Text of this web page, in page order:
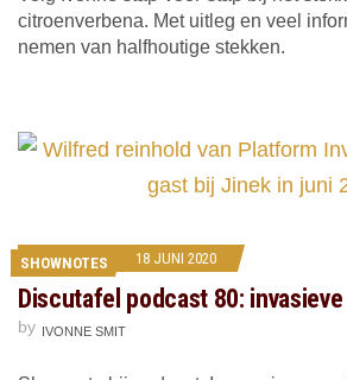
citroenverbena. Met uitleg en veel
nemen van halfhoutige stekken.
SHOWNOTES 18 JUNI 2020
Discutafel podcast 80:
by IVONNE SMIT